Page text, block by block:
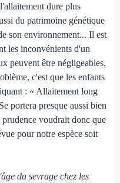
dure plus
du patrimoine génétique
son environnement... Il est
les inconvénients d'un
peuvent être négligeables,
c'est que les enfants
: « Allaitement long
portera presque aussi bien
voudrait donc que
pour notre espèce soit
du sevrage chez les